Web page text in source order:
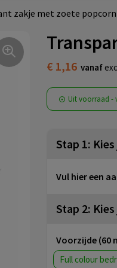
zakje met zoete popcorn
€ 1,16 vanaf
Uit voorraad -
Stap 1:
Vul hier een
Stap 2:
Voorzijde (60
Full colour